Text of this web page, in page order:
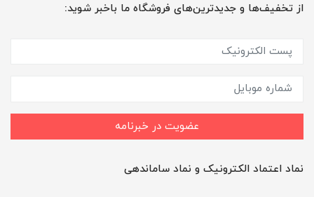
از تخفیف‌ها و جدیدترین‌های فروشگاه ما باخبر شوید:
عضویت در خبرنامه
نماد اعتماد الکترونیک و نماد ساماندهی